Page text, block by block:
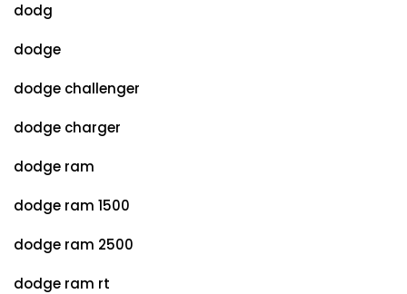
dodg
dodge
dodge challenger
dodge charger
dodge ram
dodge ram 1500
dodge ram 2500
dodge ram rt